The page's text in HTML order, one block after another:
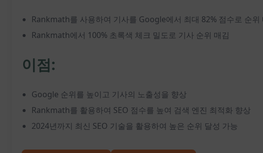
Rankmath를 사용하여 기사를 Google에서 최대 82% 점수로 순위
Rankmath에서 100% 초록색 체크 밀도로 기사 순위 매김
이점:
Google 순위를 높이고 기사의 노출성을 향상
Rankmath를 활용하여 SEO 점수를 높여 검색 엔진 최적화 향상
2024년까지 최신 SEO 기술을 활용하여 높은 순위 달성 가능